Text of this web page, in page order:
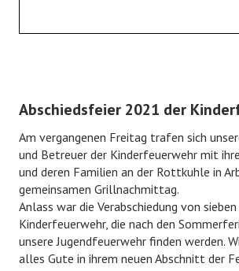
Bildergalerie
KINDERFEUERWEHR
Kinderfeuerwehr
Bildergalerie
Abschiedsfeier 2021 der
Am vergangenen Freitag trafen sich
und Betreuer der Kinderfeuerwehr mit
und deren Familien an der Rottkuhle in
gemeinsamen Grillnachmittag.
Anlass war die Verabschiedung von
Kinderfeuerwehr, die nach den
unsere Jugendfeuerwehr finden werden.
alles Gute in ihrem neuen Abschnitt der